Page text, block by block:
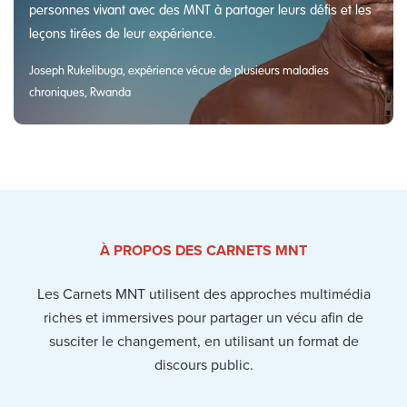
personnes vivant avec des MNT à partager leurs défis et les
leçons tirées de leur expérience.
Joseph Rukelibuga, expérience vécue de plusieurs maladies
chroniques, Rwanda
À PROPOS DES CARNETS MNT
Les Carnets MNT utilisent des approches multimédia
riches et immersives pour partager un vécu afin de
susciter le changement, en utilisant un format de
discours public.